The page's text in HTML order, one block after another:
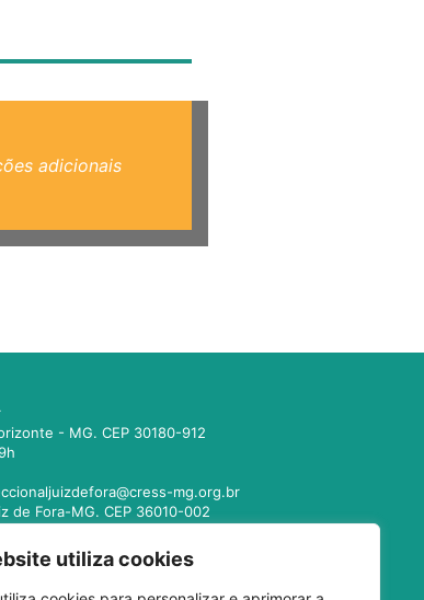
utiliza cookies
adicionais
- MG. CEP 30180-912
mg.org.br
de Fora-MG. CEP 36010-002
|seccionalmontesclaros@cress-